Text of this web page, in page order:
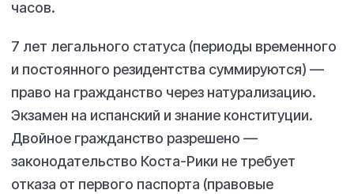
часов.
7 лет легального статуса (периоды временного
и постоянного резидентства суммируются) —
право на гражданство через натурализацию.
Экзамен на испанский и знание конституции.
Двойное гражданство разрешено —
законодательство Коста-Рики не требует
отказа от первого паспорта (правовые